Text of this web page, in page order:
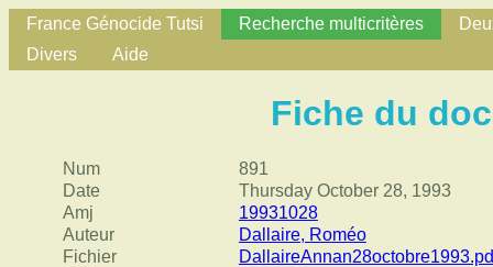
France Génocide Tutsi Recherche multicritères
Divers
Aide
Fiche du
Num
891
Date
Thursday October 28, 1993
Amj
19931028
Auteur
Dallaire, Roméo
Fichier